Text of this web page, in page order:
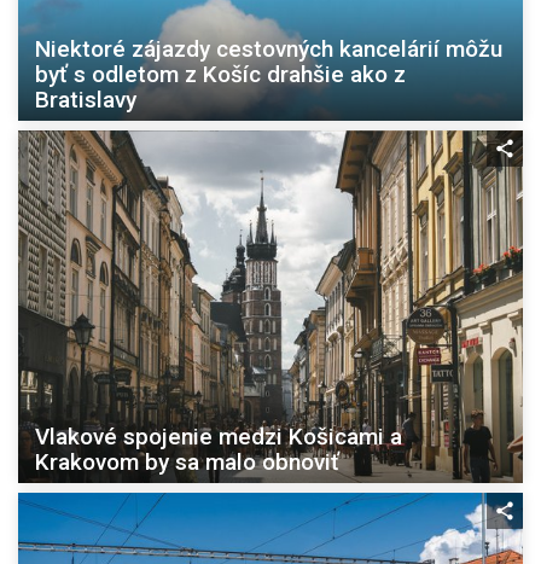
Niektoré zájazdy cestovných kancelárií môžu
byť s odletom z Košíc drahšie ako z
Bratislavy
Vlakové spojenie medzi Košicami a
Krakovom by sa malo obnoviť